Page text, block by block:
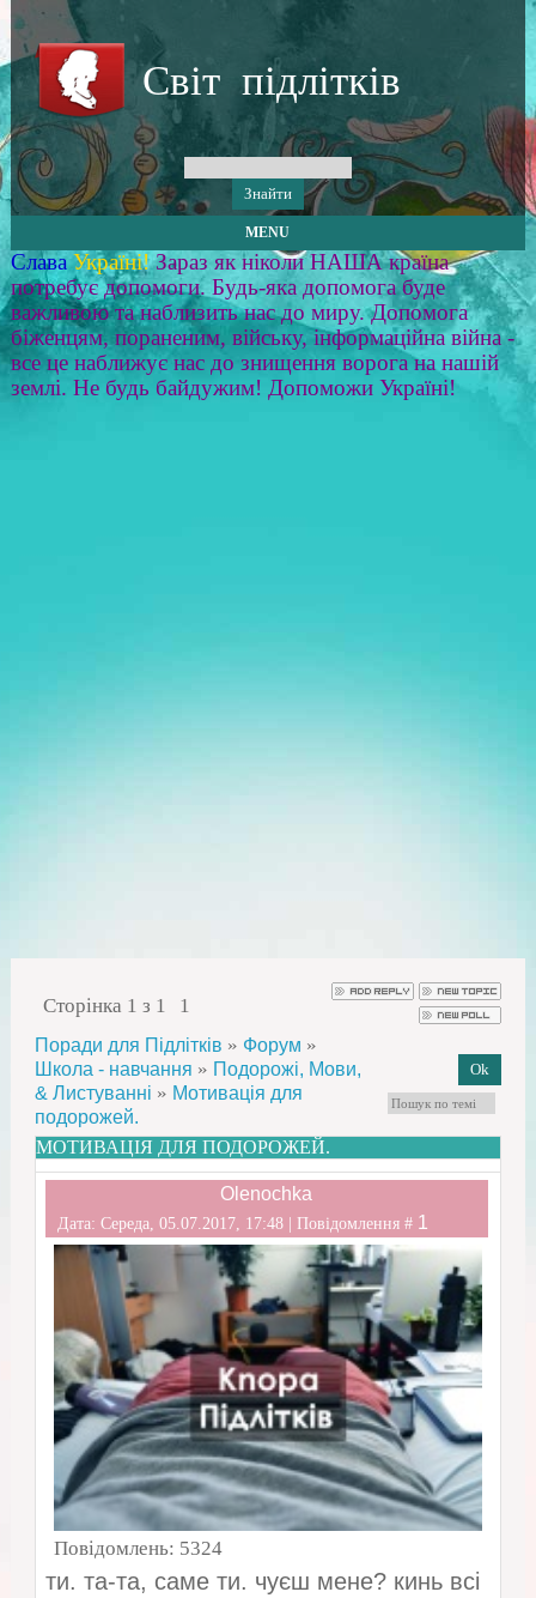
Світ підлітків
MENU
Слава Україні! Зараз як ніколи НАША країна
потребує допомоги. Будь-яка допомога буде
важливою та наблизить нас до миру. Допомога
біженцям, пораненим, війську, інформаційна війна -
все це наближує нас до знищення ворога на нашій
землі. Не будь байдужим! Допоможи Україні!
Сторінка 1 з 1 1
Поради для Підлітків » Форум »
Школа - навчання » Подорожі, Мови,
& Листуванні » Мотивація для
подорожей.
МОТИВАЦІЯ ДЛЯ ПОДОРОЖЕЙ.
Olenochka
Дата: Середа, 05.07.2017, 17:48 | Повідомлення # 1
Повідомлень: 5324
ти. та-та, саме ти. чуєш мене? кинь всі